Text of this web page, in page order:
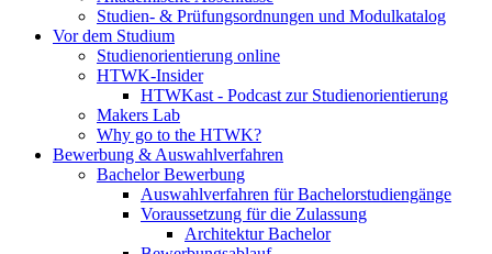
Studien- & Prüfungsordnungen und Modulkatalog
Vor dem Studium
Studienorientierung online
HTWK-Insider
HTWKast - Podcast zur Studienorientierung
Makers Lab
Why go to the HTWK?
Bewerbung & Auswahlverfahren
Bachelor Bewerbung
Auswahlverfahren für Bachelorstudiengänge
Voraussetzung für die Zulassung
Architektur Bachelor